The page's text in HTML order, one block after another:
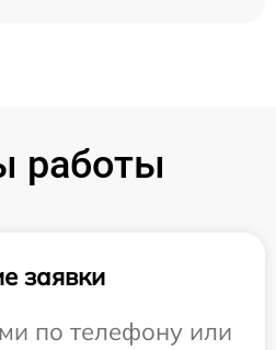
работы
заявки
по телефону или